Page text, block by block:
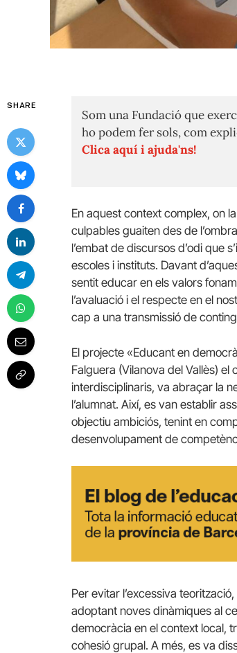
SHARE
Som una Fundació que
ho podem fer sols, com
Clica aquí i ajuda'ns!
En aquest context complex, on
culpables guaiten des de
l’embat de discursos d’odi que
escoles i instituts. Davant
sentit educar en els valors
l’avaluació i el respecte en el
cap a una transmissió de
El projecte «Educant en
Falguera (Vilanova del Vallès)
interdisciplinaris, va abraçar la
l’alumnat. Així, es van establir
objectiu ambiciós, tenint en
desenvolupament de
Per evitar l’excessiva
adoptant noves dinàmiques al
democràcia en el context local,
cohesió grupal. A més, es va